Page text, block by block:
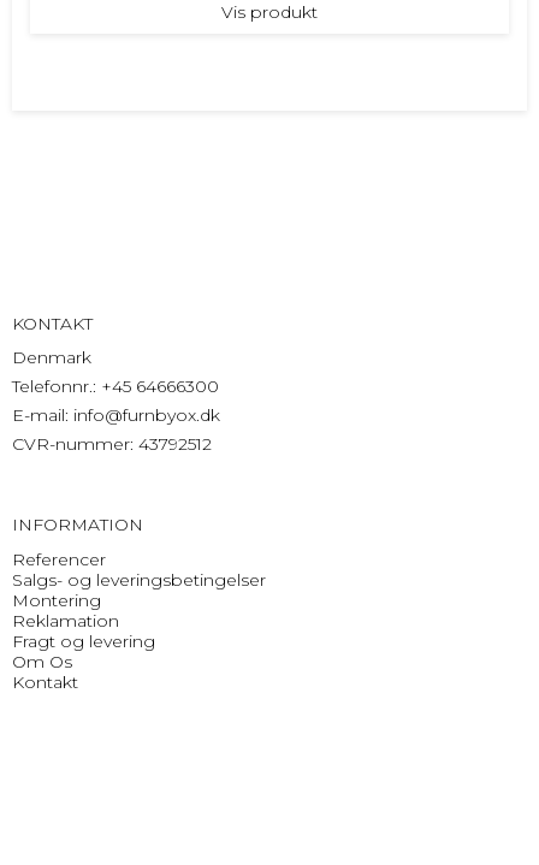
Vis produkt
KONTAKT
Denmark
Telefonnr.: +45 64666300
E-mail: info@furnbyox.dk
CVR-nummer: 43792512
INFORMATION
Referencer
Salgs- og leveringsbetingelser
Montering
Reklamation
Fragt og levering
Om Os
Kontakt